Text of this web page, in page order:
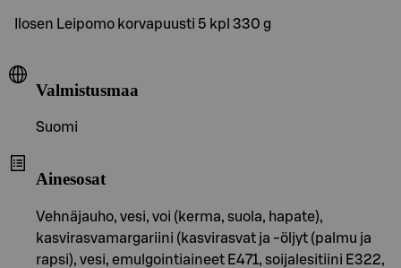
Ilosen Leipomo korvapuusti 5 kpl 330 g
Valmistusmaa
Suomi
Ainesosat
Vehnäjauho, vesi, voi (kerma, suola, hapate),
kasvirasvamargariini (kasvirasvat ja -öljyt (palmu ja
rapsi), vesi, emulgointiaineet E471, soijalesitiini E322,